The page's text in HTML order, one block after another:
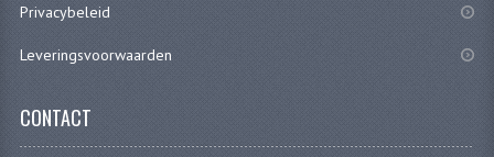
Privacybeleid
Leveringsvoorwaarden
CONTACT